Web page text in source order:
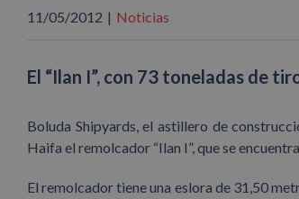
11/05/2012 | Noticias
El “Ilan I”, con 73 toneladas de
Boluda Shipyards, el astillero de
Haifa el remolcador “Ilan I”, que se
El remolcador tiene una eslora de 31,50